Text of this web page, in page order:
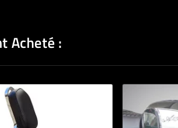
Acheté :